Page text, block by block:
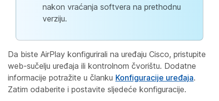
nakon vraćanja softvera na prethodnu
verziju.
Da biste AirPlay konfigurirali na uređaju Cisco, pristupite
web-sučelju uređaja ili kontrolnom čvorištu. Dodatne
informacije potražite u članku Konfiguracije uređaja.
Zatim odaberite i postavite sljedeće konfiguracije.